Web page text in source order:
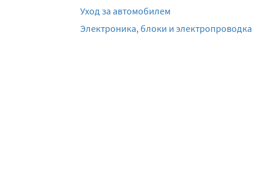
Уход за автомобилем
Электроника, блоки и электропроводка